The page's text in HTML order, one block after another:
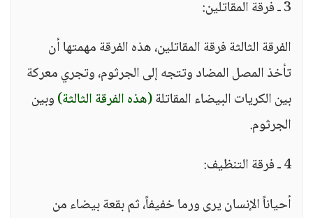
3 ـ فرقة المقاتلين:
الفرقة الثالثة فرقة المقاتلين، هذه الفرقة مهمتها أن
تأخذ المصل المضاد وتتجه إلى الجرثوم، وتجري معركة
بين الكريات البيضاء المقاتلة(هذه الفرقة الثالثة)وبين
الجرثوم.
4 ـ فرقة التنظيف:
أحياناً الإنسان يرى ورما خفيفاً، ثم بقعة بيضاء من